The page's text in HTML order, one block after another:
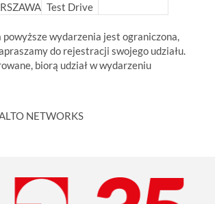
Test Drive
powyższe wydarzenia jest ograniczona,
do rejestracji swojego udziału.
biorą udział w wydarzeniu
NETWORKS